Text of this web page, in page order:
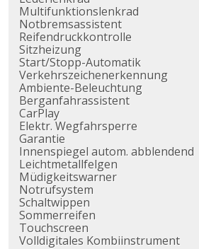
Multifunktionslenkrad
Notbremsassistent
Reifendruckkontrolle
Sitzheizung
Start/Stopp-Automatik
Verkehrszeichenerkennung
Ambiente-Beleuchtung
Berganfahrassistent
CarPlay
Elektr. Wegfahrsperre
Garantie
Innenspiegel autom. abblendend
Leichtmetallfelgen
Müdigkeitswarner
Notrufsystem
Schaltwippen
Sommerreifen
Touchscreen
Volldigitales Kombiinstrument